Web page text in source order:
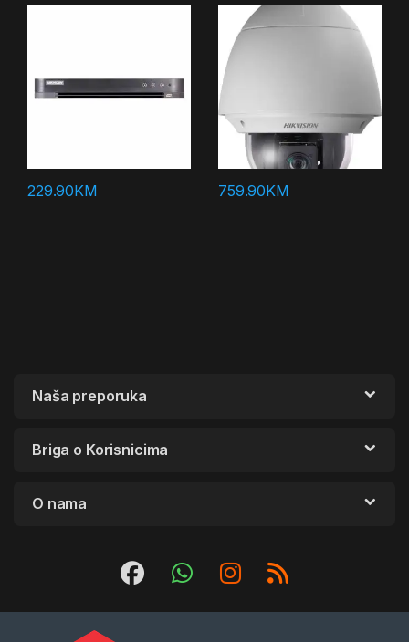
229.90KM 759.90KM
Naša preporuka
Briga o Korisnicima
O nama